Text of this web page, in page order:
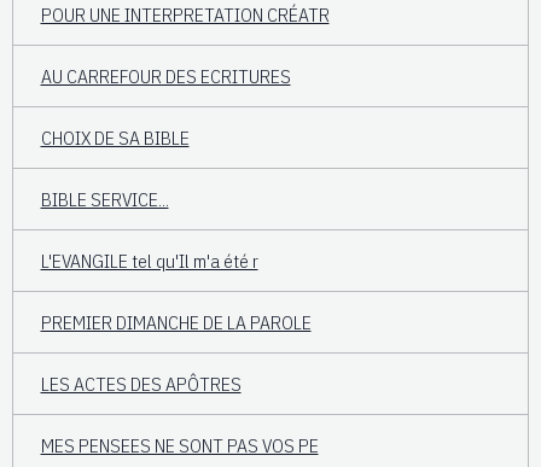
POUR UNE INTERPRETATION CRÉATR
AU CARREFOUR DES ECRITURES
CHOIX DE SA BIBLE
BIBLE SERVICE...
L'EVANGILE tel qu'Il m'a été r
PREMIER DIMANCHE DE LA PAROLE
LES ACTES DES APÔTRES
MES PENSEES NE SONT PAS VOS PE